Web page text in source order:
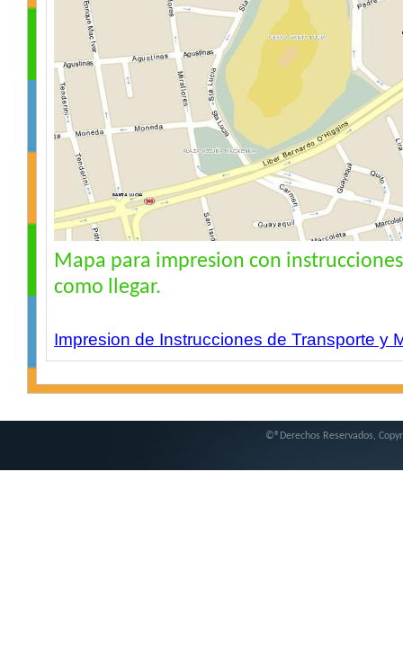
Mapa para impresion con
como llegar.
Impresion de Instrucciones de Transporte y
©®Derechos Reservados,